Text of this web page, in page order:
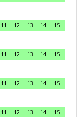
11 12 13 14
15
11 12 13 14
15
11 12 13 14
15
11 12 13 14 15